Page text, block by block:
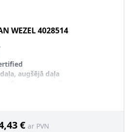
WEZEL4028514
augšējā daļa
formas garantiju
€ ar PVN